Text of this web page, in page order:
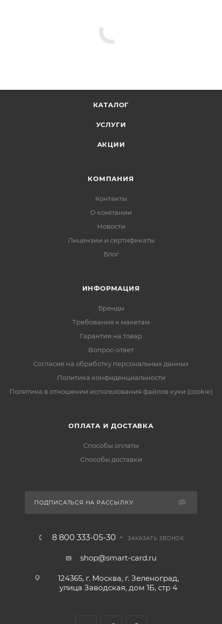
КАТАЛОГ
УСЛУГИ
АКЦИИ
КОМПАНИЯ
Контакты
О компании
Новости
Лицензии и сертификаты
Блог
ИНФОРМАЦИЯ
Бренды
Требования к макетам
Гарантия на товар
Вопрос-ответ
Согласие на обработку персональных данных
Политика конфиденциальности
Политика в отношении использования файлов куки (cookie)
ОПЛАТА И ДОСТАВКА
Способы оплаты
Способы доставки
ПОДПИСАТЬСЯ НА РАССЫЛКУ
8 800 333-05-30 ЗАКАЗАТЬ ЗВОНОК
shop@smart-card.ru
124365, г. Москва, г. Зеленоград,
улица Заводская, дом 1Б, стр 4